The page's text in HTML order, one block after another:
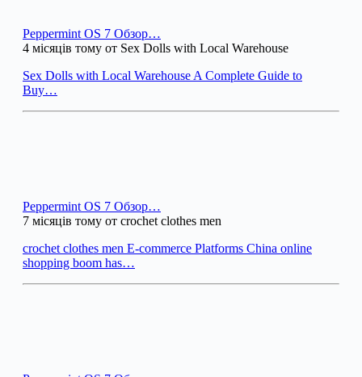
Peppermint OS 7 Обзор…
4 місяців тому от Sex Dolls with Local Warehouse
Sex Dolls with Local Warehouse A Complete Guide to
Buy…
Peppermint OS 7 Обзор…
7 місяців тому от crochet clothes men
crochet clothes men E-commerce Platforms China online
shopping boom has…